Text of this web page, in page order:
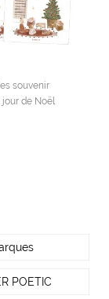
souvenir
de Noël
POETIC